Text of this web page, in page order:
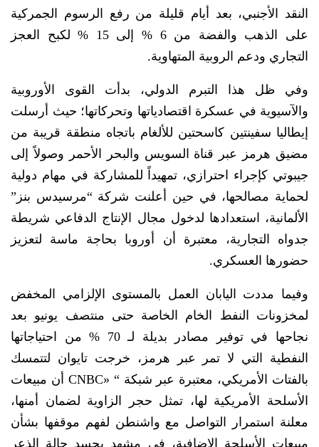
النقد الأجنبي، بعد أيام قليلة من رفع الرسوم الجمركية
على الذهب والفضة من 6 % إلى 15 % لكبح العجز
التجاري ودعم الروبية المتهاوية.
وفي ظل هذا التبرم الدولي، بدأت القوى الأوروبية
والآسيوية في عسكرة اقتصادياتها وتحركاتها؛ حيث أرسلت
إيطاليا سفينتين كاسحتين للألغام باتجاه منطقة قريبة من
مضيق هرمز عبر قناة السويس والبحر الأحمر وصولاً إلى
جيبوتي كإجراء احترازي، تمهيداً للمشاركة في مهام دولية
لحماية مصالحها، في حين أعلنت شركة “مرسيدس بنز”
الألمانية، استعدادها لدخول مجال الإنتاج الدفاعي شريطة
جدواه التجارية، معتبرة أن أوروبا بحاجة ماسة لتعزيز
حضورها العسكري.
وفيما مددت اليابان العمل بالمستوى الإلزامي المخفض
لمخزونات النفط الخام الخاصة حتى منتصف يونيو بعد
نجاحها في توفير مصادر بديلة لـ 70 % من احتياجاتها
النفطية التي لا تمر عبر هرمز، خرجت تايوان لتتمسك
بالفتات الأمريكي، معتبرة عبر شبكة “ «CNBC أن مبيعات
الأسلحة الأمريكية لها، تمثل حجر الزاوية لضمان أمنها،
معلنة استمرار التواصل مع واشنطن لفهم موقفها بشأن
مبيعات الأسلحة الإضافية، في مشهد يجسد حالة الذعر